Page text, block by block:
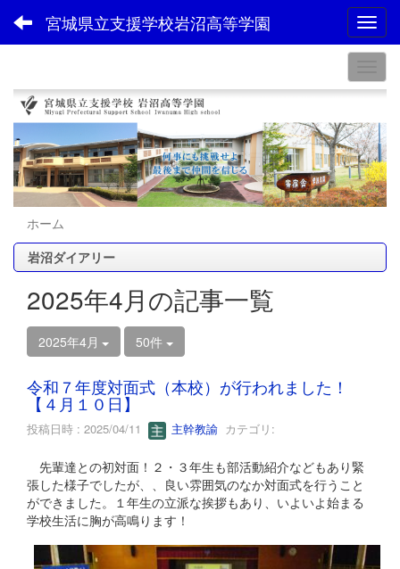
宮城県立支援学校岩沼高等学園
ホーム
岩沼ダイアリー
2025年4月の記事一覧
2025年4月 50件
令和７年度対面式（本校）が行われました！
【４月１０日】
投稿日時 : 2025/04/11 主幹教諭 カテゴリ:
先輩達との初対面！２・３年生も部活動紹介などもあり緊
張した様子でしたが、、良い雰囲気のなか対面式を行うこと
ができました。１年生の立派な挨拶もあり、いよいよ始まる
学校生活に胸が高鳴ります！